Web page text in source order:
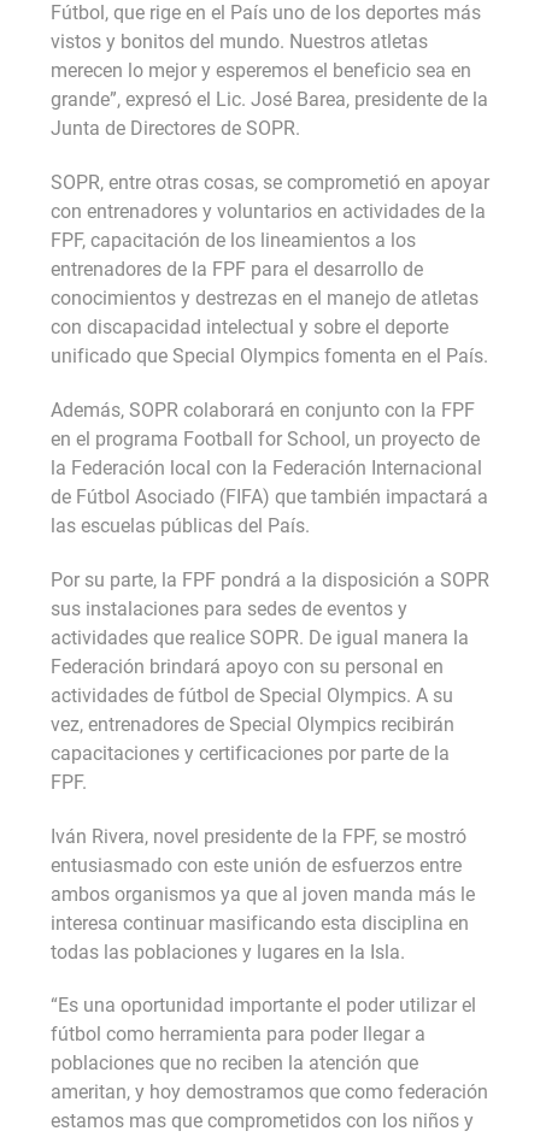
Fútbol, que rige en el País uno de los deportes más
vistos y bonitos del mundo. Nuestros atletas
merecen lo mejor y esperemos el beneficio sea en
grande”, expresó el Lic. José Barea, presidente de la
Junta de Directores de SOPR.
SOPR, entre otras cosas, se comprometió en apoyar
con entrenadores y voluntarios en actividades de la
FPF, capacitación de los lineamientos a los
entrenadores de la FPF para el desarrollo de
conocimientos y destrezas en el manejo de atletas
con discapacidad intelectual y sobre el deporte
unificado que Special Olympics fomenta en el País.
Además, SOPR colaborará en conjunto con la FPF
en el programa Football for School, un proyecto de
la Federación local con la Federación Internacional
de Fútbol Asociado (FIFA) que también impactará a
las escuelas públicas del País.
Por su parte, la FPF pondrá a la disposición a SOPR
sus instalaciones para sedes de eventos y
actividades que realice SOPR. De igual manera la
Federación brindará apoyo con su personal en
actividades de fútbol de Special Olympics. A su
vez, entrenadores de Special Olympics recibirán
capacitaciones y certificaciones por parte de la
FPF.
Iván Rivera, novel presidente de la FPF, se mostró
entusiasmado con este unión de esfuerzos entre
ambos organismos ya que al joven manda más le
interesa continuar masificando esta disciplina en
todas las poblaciones y lugares en la Isla.
“Es una oportunidad importante el poder utilizar el
fútbol como herramienta para poder llegar a
poblaciones que no reciben la atención que
ameritan, y hoy demostramos que como federación
estamos mas que comprometidos con los niños y